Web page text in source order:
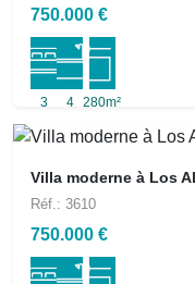
750.000 €
3 4 280m²
Villa moderne à Los
Réf.: 3610
750.000 €